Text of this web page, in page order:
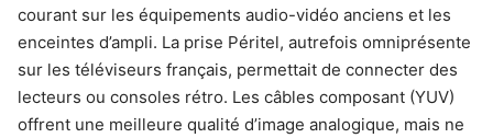
courant sur les équipements audio-vidéo anciens et les
enceintes d’ampli. La prise Péritel, autrefois omniprésente
sur les téléviseurs français, permettait de connecter des
lecteurs ou consoles rétro. Les câbles composant (YUV)
offrent une meilleure qualité d’image analogique, mais ne